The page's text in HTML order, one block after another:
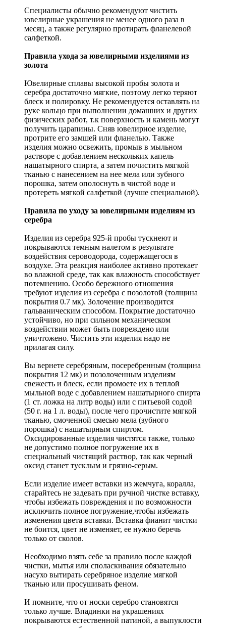
Специалисты обычно рекомендуют чистить
ювелирные украшения не менее одного раза в
месяц, а также регулярно протирать фланелевой
салфеткой.
Правила ухода за ювелирными изделиями из
золота
Ювелирные сплавы высокой пробы золота и
серебра достаточно мягкие, поэтому легко теряют
блеск и полировку. Не рекомендуется оставлять на
руке кольцо при выполнении домашних и других
физических работ, т.к поверхность и камень могут
получить царапины. Сняв ювелирное изделие,
протрите его замшей или фланелью. Также
изделия можно освежить, промыв в мыльном
растворе с добавлением нескольких капель
нашатырного спирта, а затем почистить мягкой
тканью с нанесением на нее мела или зубного
порошка, затем ополоснуть в чистой воде и
протереть мягкой салфеткой (лучше специальной).
Правила по уходу за ювелирными изделиям из
серебра
Изделия из серебра 925-й пробы тускнеют и
покрываются темным налетом в результате
воздействия сероводорода, содержащегося в
воздухе. Эта реакция наиболее активно протекает
во влажной среде, так как влажность способствует
потемнению. Особо бережного отношения
требуют изделия из серебра с позолотой (толщина
покрытия 0.7 мк). Золочение производится
гальваническим способом. Покрытие достаточно
устойчиво, но при сильном механическом
воздействии может быть повреждено или
уничтожено. Чистить эти изделия надо не
прилагая силу.
Вы вернете серебряным, посеребренным (толщина
покрытия 12 мк) и позолоченным изделиям
свежесть и блеск, если промоете их в теплой
мыльной воде с добавлением нашатырного спирта
(1 ст. ложка на литр воды) или с питьевой содой
(50 г. на 1 л. воды), после чего прочистите мягкой
тканью, смоченной смесью мела (зубного
порошка) с нашатырным спиртом.
Оксидированные изделия чистятся также, только
не допустимо полное погружение их в
специальный чистящий раствор, так как черный
оксид станет тусклым и грязно-серым.
Если изделие имеет вставки из жемчуга, коралла,
старайтесь не задевать при ручной чистке вставку,
чтобы избежать повреждения и по возможности
исключить полное погружение,чтобы избежать
изменения цвета вставки. Вставка фианит чистки
не боится, цвет не изменяет, ее нужно беречь
только от сколов.
Необходимо взять себе за правило после каждой
чистки, мытья или споласкивания обязательно
насухо вытирать серебряное изделие мягкой
тканью или просушивать феном.
И помните, что от носки серебро становятся
только лучше. Впадинки на украшениях
покрываются естественной патиной, а выпуклости